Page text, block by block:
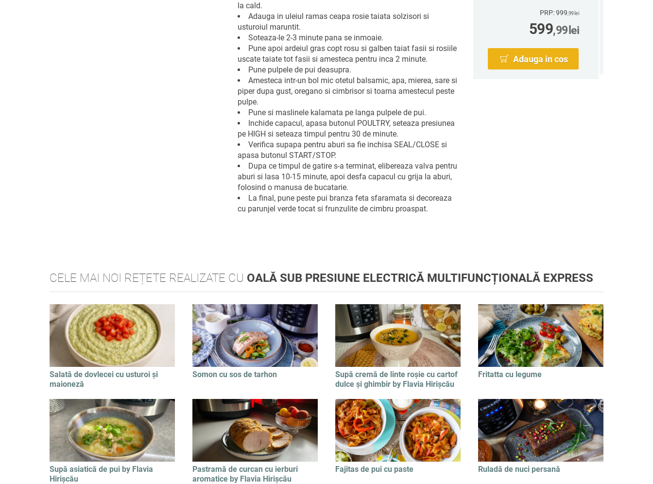
la cald.
Adauga in uleiul ramas ceapa rosie taiata solzisori si
usturoiul maruntit.
Soteaza-le 2-3 minute pana se inmoaie.
Pune apoi ardeiul gras copt rosu si galben taiat fasii si rosiile
uscate taiate tot fasii si amesteca pentru inca 2 minute.
Pune pulpele de pui deasupra.
Amesteca intr-un bol mic otetul balsamic, apa, mierea, sare si
piper dupa gust, oregano si cimbrisor si toarna amestecul peste
pulpe.
Pune si maslinele kalamata pe langa pulpele de pui.
Inchide capacul, apasa butonul POULTRY, seteaza presiunea
pe HIGH si seteaza timpul pentru 30 de minute.
Verifica supapa pentru aburi sa fie inchisa SEAL/CLOSE si
apasa butonul START/STOP.
Dupa ce timpul de gatire s-a terminat, elibereaza valva pentru
aburi si lasa 10-15 minute, apoi desfa capacul cu grija la aburi,
folosind o manusa de bucatarie.
La final, pune peste pui branza feta sfaramata si decoreaza
cu parunjel verde tocat si frunzulite de cimbru proaspat.
PRP: 999,99 lei
599,99 lei
Adauga in cos
CELE MAI NOI REȚETE REALIZATE CU OALĂ SUB PRESIUNE ELECTRICĂ MULTIFUNCȚIONALĂ EXPRESS
Salată de dovlecei cu usturoi și
maioneză
Somon cu sos de tarhon
Supă cremă de linte roșie cu cartof
dulce și ghimbir by Flavia Hirișcău
Fritatta cu legume
Supă asiatică de pui by Flavia
Hirișcău
Pastramă de curcan cu ierburi
aromatice by Flavia Hirișcău
Fajitas de pui cu paste Ruladă de nuci persană